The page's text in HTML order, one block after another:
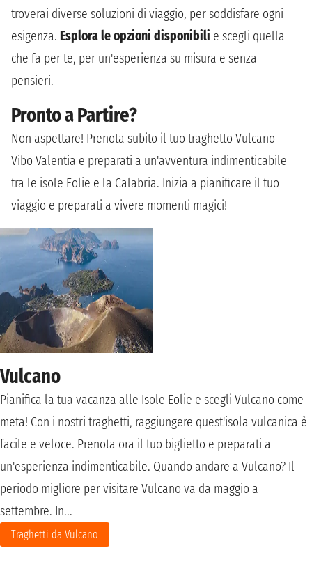
troverai diverse soluzioni di viaggio, per soddisfare ogni
esigenza. Esplora le opzioni disponibili e scegli quella
che fa per te, per un'esperienza su misura e senza
pensieri.
Pronto a Partire?
Non aspettare! Prenota subito il tuo traghetto Vulcano -
Vibo Valentia e preparati a un'avventura indimenticabile
tra le isole Eolie e la Calabria. Inizia a pianificare il tuo
viaggio e preparati a vivere momenti magici!
Vulcano
Pianifica la tua vacanza alle Isole Eolie e scegli Vulcano come
meta! Con i nostri traghetti, raggiungere quest'isola vulcanica è
facile e veloce. Prenota ora il tuo biglietto e preparati a
un'esperienza indimenticabile. Quando andare a Vulcano? Il
periodo migliore per visitare Vulcano va da maggio a
settembre. In...
Traghetti da Vulcano